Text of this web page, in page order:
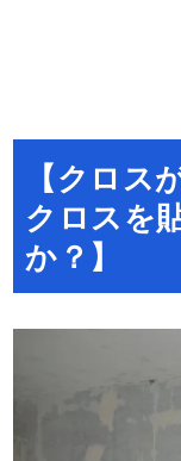
【クロス
クロスを
か？】